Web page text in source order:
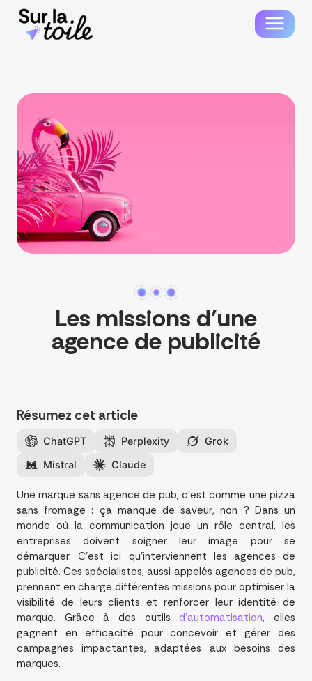
Les missions d’une
agence de publicité
Résumez cet article
ChatGPT Perplexity
Grok
Mistral
Claude
Une marque sans agence de pub, c’est comme une pizza
sans fromage : ça manque de saveur, non ? Dans un
monde où la communication joue un rôle central, les
entreprises doivent soigner leur image pour se
démarquer. C’est ici qu’interviennent les agences de
publicité. Ces spécialistes, aussi appelés agences de pub,
prennent en charge différentes missions pour optimiser la
visibilité de leurs clients et renforcer leur identité de
marque. Grâce à des outilsd’automatisation, elles
gagnent en efficacité pour concevoir et gérer des
campagnes impactantes, adaptées aux besoins des
marques.